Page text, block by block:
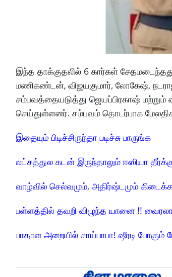
இந்த தாக்குதலில் 6 கார்கள்
மணிகண்டன், விஜயகுமார், லோகேஷ்,
சம்பவத்தையடுத்து ஜெயப்பிரகாஷ் மற்றும்
செய்துள்ளனர். சம்பவம் தொடர்பாக
இதையும் பிடிச்சிருந்தா படிச்சு பாருங்க
லட்சத்துல கடன் இருந்தாலும் ஈஸியா
வாழ்வில் செல்வமும், அதிர்ஷ்டமும்
பள்ளத்தில் தவறி விழுந்த யானை !!
பாதாள அறையில் சாய்பாபா! ஷீரடி